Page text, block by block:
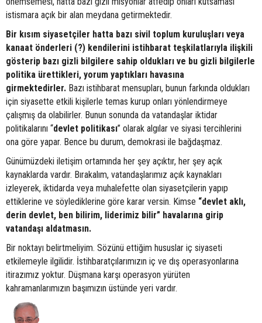
istismara açık bir alan meydana getirmektedir.
Bir kısım siyasetçiler hatta bazı sivil toplum kuruluşları veya
kanaat önderleri (?) kendilerini istihbarat teşkilatlarıyla ilişkili
gösterip bazı gizli bilgilere sahip oldukları ve bu gizli bilgilerle
politika ürettikleri, yorum yaptıkları havasına
girmektedirler. Bazı istihbarat mensupları, bunun farkında oldukları
için siyasette etkili kişilerle temas kurup onları yönlendirmeye
çalışmış da olabilirler. Bunun sonunda da vatandaşlar iktidar
politikalarını “devlet politikası” olarak algılar ve siyasi tercihlerini
ona göre yapar. Bence bu durum, demokrasi ile bağdaşmaz.
Günümüzdeki iletişim ortamında her şey açıktır, her şey açık
kaynaklarda vardır. Bırakalım, vatandaşlarımız açık kaynakları
izleyerek, iktidarda veya muhalefette olan siyasetçilerin yapıp
ettiklerine ve söylediklerine göre karar versin. Kimse “devlet aklı,
derin devlet, ben bilirim, liderimiz bilir” havalarına girip
vatandaşı aldatmasın.
Bir noktayı belirtmeliyim. Sözünü ettiğim hususlar iç siyaseti
etkilemeyle ilgilidir. İstihbaratçılarımızın iç ve dış operasyonlarına
itirazımız yoktur. Düşmana karşı operasyon yürüten
kahramanlarımızın başımızın üstünde yeri vardır.